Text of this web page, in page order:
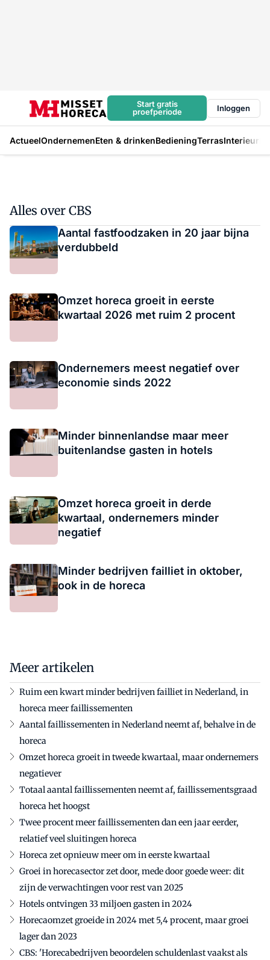
Start gratis
proefperiode
Inloggen
ActueelOndernemenEten & drinkenBedieningTerrasInterieur
Alles over CBS
Aantal fastfoodzaken in 20 jaar bijna
verdubbeld
Omzet horeca groeit in eerste
kwartaal 2026 met ruim 2 procent
Ondernemers meest negatief over
economie sinds 2022
Minder binnenlandse maar meer
buitenlandse gasten in hotels
Omzet horeca groeit in derde
kwartaal, ondernemers minder
negatief
Minder bedrijven failliet in oktober,
ook in de horeca
Meer artikelen
Ruim een kwart minder bedrijven failliet in Nederland, in
horeca meer faillissementen
Aantal faillissementen in Nederland neemt af, behalve in de
horeca
Omzet horeca groeit in tweede kwartaal, maar ondernemers
negatiever
Totaal aantal faillissementen neemt af, faillissementsgraad
horeca het hoogst
Twee procent meer faillissementen dan een jaar eerder,
relatief veel sluitingen horeca
Horeca zet opnieuw meer om in eerste kwartaal
Groei in horecasector zet door, mede door goede weer: dit
zijn de verwachtingen voor rest van 2025
Hotels ontvingen 33 miljoen gasten in 2024
Horecaomzet groeide in 2024 met 5,4 procent, maar groei
lager dan 2023
CBS: 'Horecabedrijven beoordelen schuldenlast vaakst als